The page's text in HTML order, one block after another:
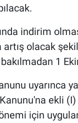
indirim
olacak
1
uyarınca
ekli
için